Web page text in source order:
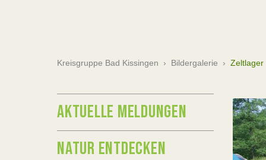
Kreisgruppe Bad Kissingen › Bildergalerie › Zeltlager
AKTUELLE MELDUNGEN
NATUR ENTDECKEN